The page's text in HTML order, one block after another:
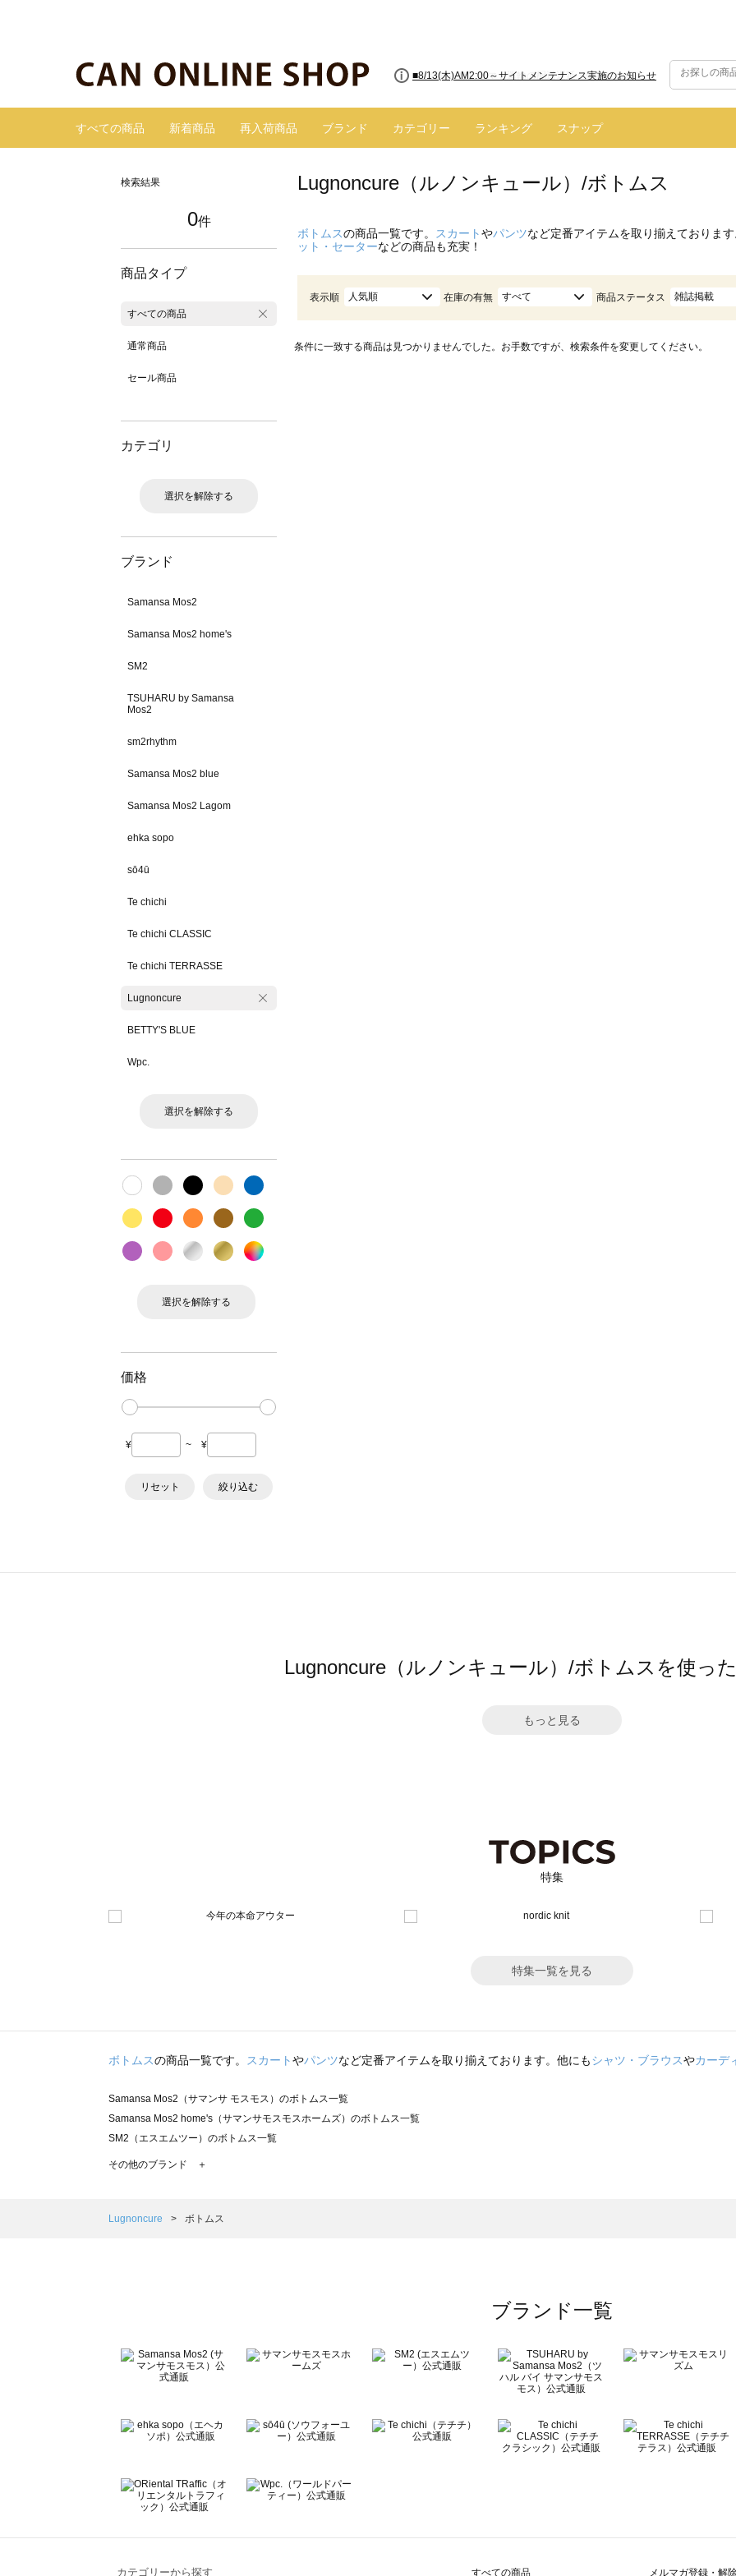
■8/13(木)AM2:00～サイトメンテナンス実施のお知らせ
すべての商品 新着商品 再入荷商品 ブランド カテゴリー ランキング スナップ
検索結果
0件
商品タイプ
すべての商品
通常商品
セール商品
カテゴリ
選択を解除する
ブランド
Samansa Mos2
Samansa Mos2 home's
SM2
TSUHARU by Samansa
Mos2
sm2rhythm
Samansa Mos2 blue
Samansa Mos2 Lagom
ehka sopo
sō4ū
Te chichi
Te chichi CLASSIC
Te chichi TERRASSE
Lugnoncure
BETTY'S BLUE
Wpc.
選択を解除する
選択を解除する
価格
¥ ~ ¥
リセット 絞り込む
Lugnoncure（ルノンキュール）/ボトムス
ボトムスの商品一覧です。 スカートやパンツなど定番アイテムを取り揃えておりま
ット・セーターなどの商品も充実！
表示順 人気順 在庫の有無 すべて 商品ステータス 雑誌掲載
条件に一致する商品は見つかりませんでした。お手数ですが、検索条件を変更してください。
Lugnoncure（ルノンキュール）/ボトムスを使っ
もっと見る
特集
特集一覧を見る
ボトムスの商品一覧です。 スカートやパンツなど定番アイテムを取り揃えております。他にもシャツ・ブラウスやカーデ
Samansa Mos2（サマンサ モスモス）のボトムス一覧
Samansa Mos2 home's（サマンサモスモスホームズ）のボトムス一覧
SM2（エスエムツー）のボトムス一覧
TSUHARU by Samansa Mos2（ツハルバイサマンサモスモス）のボトムス一覧
Samansa Mos2 Lagom（サマンサモスモス ラーゴム）のボトムス一覧
BETTY'S BLUE（べティーズブルー）のボトムス一覧
Wpc.（ワールドパーティー）のボトムス一覧
その他のブランド ＋
Lugnoncure ボトムス
ブランド一覧
カテゴリーから探す すべての商品 メルマガ登録・解